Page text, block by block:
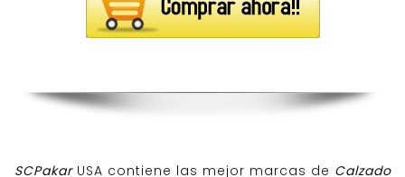
SCPakar USA contiene las mejor marcas de Calzado